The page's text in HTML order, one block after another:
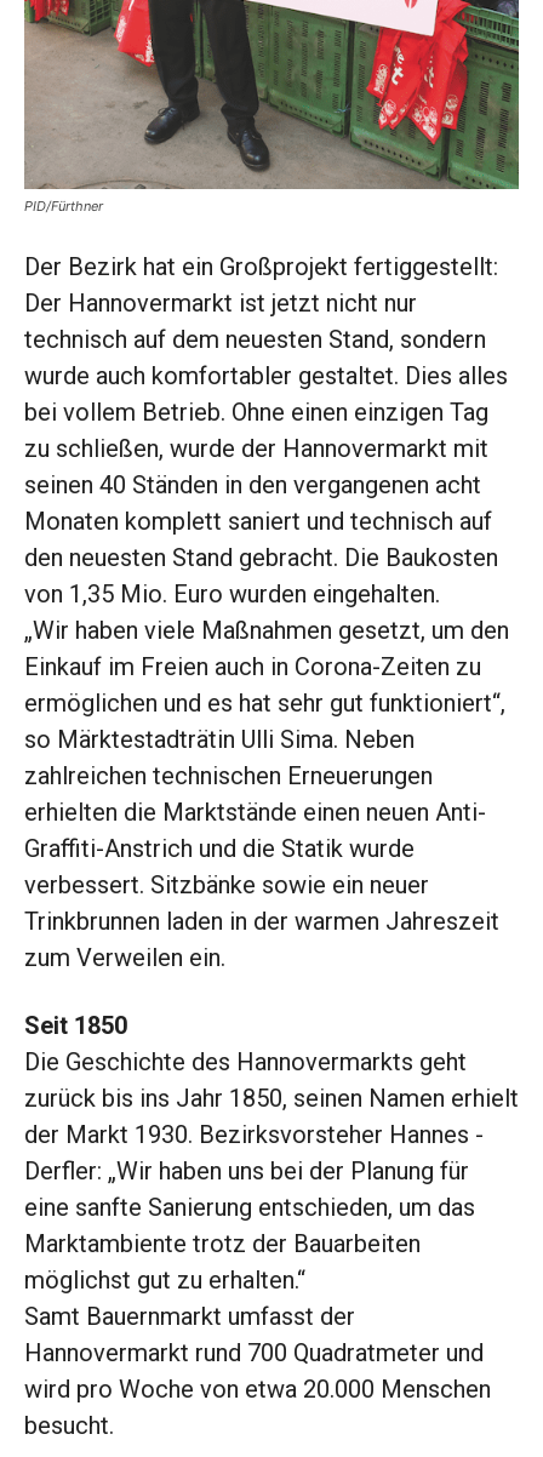
PID/Fürthner
Der Bezirk hat ein Großprojekt fertiggestellt:
Der Hannovermarkt ist jetzt nicht nur
technisch auf dem neuesten Stand, sondern
wurde auch komfortabler gestaltet. Dies alles
bei vollem Betrieb. Ohne einen einzigen Tag
zu schließen, wurde der Hannovermarkt mit
seinen 40 Ständen in den vergangenen acht
Monaten komplett saniert und technisch auf
den neuesten Stand gebracht. Die Baukosten
von 1,35 Mio. Euro wurden eingehalten.
„Wir haben viele Maßnahmen gesetzt, um den
Einkauf im Freien auch in Corona-Zeiten zu
ermöglichen und es hat sehr gut funktioniert“,
so Märktestadträtin Ulli Sima. Neben
zahlreichen technischen Erneuerungen
erhielten die Marktstände einen neuen Anti-
Graffiti-Anstrich und die Statik wurde
verbessert. Sitzbänke sowie ein neuer
Trinkbrunnen laden in der warmen Jahreszeit
zum Verweilen ein.
Seit 1850
Die Geschichte des Hannovermarkts geht
zurück bis ins Jahr 1850, seinen Namen ­erhielt
der Markt 1930. ­Bezirksvorsteher Hannes ­
Derfler: „Wir haben uns bei der Planung für
eine sanfte Sanierung entschieden, um das
Marktambiente trotz der Bauarbeiten
möglichst gut zu erhalten.“
Samt Bauernmarkt umfasst der
Hannovermarkt rund 700 Quadratmeter und
wird pro Woche von etwa 20.000 Menschen
besucht.